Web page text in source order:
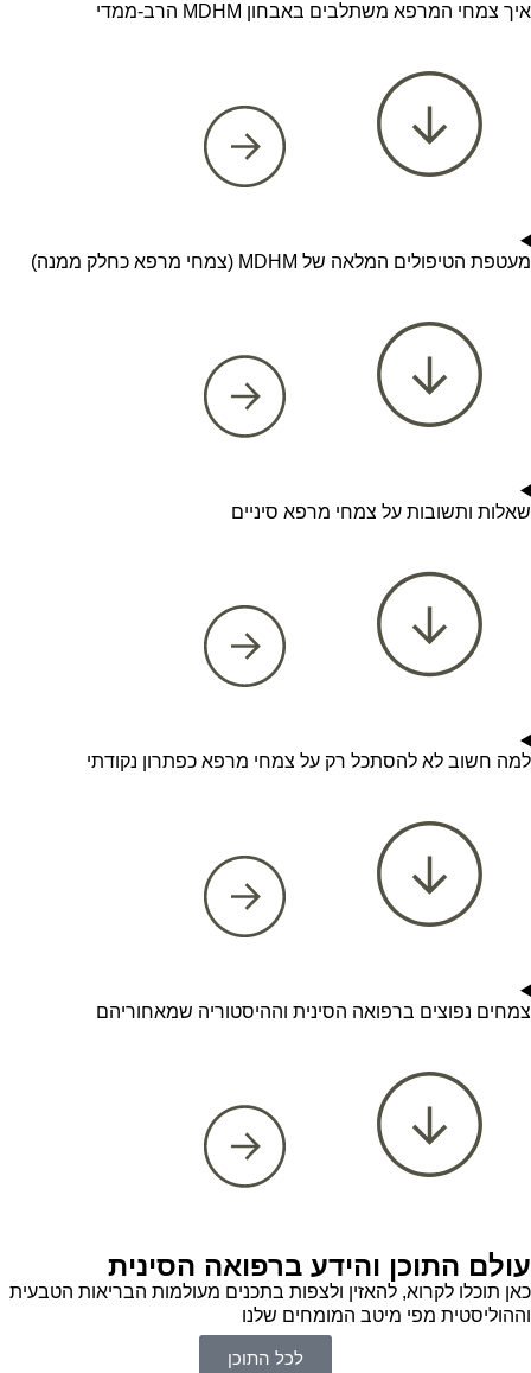
איך צמחי המרפא משתלבים באבחון MDHM הרב-ממדי
מעטפת הטיפולים המלאה של MDHM (צמחי מרפא כחלק ממנה)
שאלות ותשובות על צמחי מרפא סיניים
למה חשוב לא להסתכל רק על צמחי מרפא כפתרון נקודתי
צמחים נפוצים ברפואה הסינית וההיסטוריה שמאחוריהם
עולם התוכן והידע ברפואה הסינית
כאן תוכלו לקרוא, להאזין ולצפות בתכנים מעולמות הבריאות הטבעית
וההוליסטית מפי מיטב המומחים שלנו
לכל התוכן